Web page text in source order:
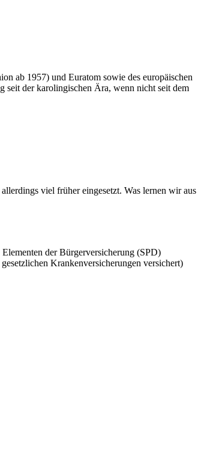
ab 1957) und Euratom sowie des europäischen
seit der karolingischen Ära, wenn nicht seit dem
viel früher eingesetzt. Was lernen wir aus
der Bürgerversicherung (SPD)
Krankenversicherungen versichert)